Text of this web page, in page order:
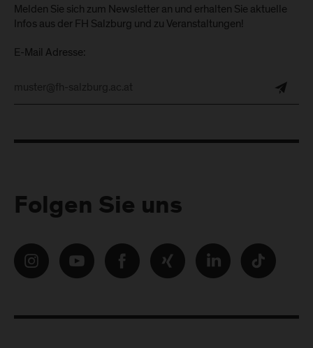
Melden Sie sich zum Newsletter an und erhalten Sie aktuelle
Infos aus der FH Salzburg und zu Veranstaltungen!
E-Mail Adresse:
Folgen Sie uns